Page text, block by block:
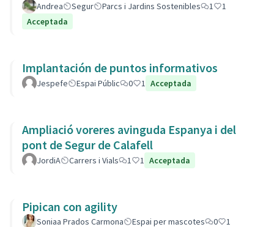
Andrea Segur Parcs i Jardins Sostenibles 1
1
Acceptada
Implantación de puntos informativos
Jespefe Espai Públic 0 1 Acceptada
Ampliació voreres avinguda Espanya i del
pont de Segur de Calafell
JordiA Carrers i Vials 1 1 Acceptada
Pipican con agility
Soniaa Prados Carmona Espai per mascotes 0
1